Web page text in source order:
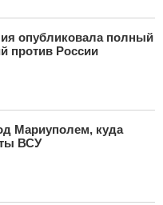
опубликовала полный
против России
Мариуполем, куда
ВСУ